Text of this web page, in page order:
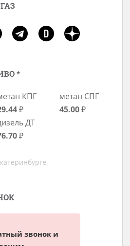
*
КПГ
₽
метан СПГ
45.00₽
ДТ
₽
звонок и